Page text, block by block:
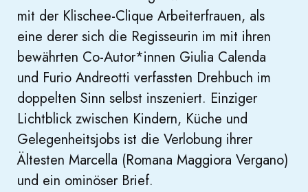
mit der Klischee-Clique Arbeiterfrauen, als
eine derer sich die Regisseurin im mit ihren
bewährten Co-Autor*innen Giulia Calenda
und Furio Andreotti verfassten Drehbuch im
doppelten Sinn selbst inszeniert. Einziger
Lichtblick zwischen Kindern, Küche und
Gelegenheitsjobs ist die Verlobung ihrer
Ältesten Marcella (Romana Maggiora Vergano)
und ein ominöser Brief.